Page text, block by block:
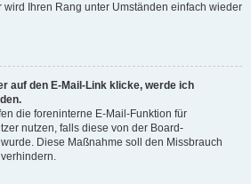
wird Ihren Rang unter Umständen einfach wieder
auf den E-Mail-Link klicke, werde ich
die foreninterne E-Mail-Funktion für
nutzen, falls diese von der Board-
Diese Maßnahme soll den Missbrauch